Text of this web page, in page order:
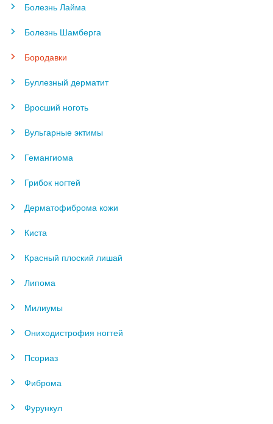
Болезнь Лайма
Болезнь Шамберга
Бородавки
Буллезный дерматит
Вросший ноготь
Вульгарные эктимы
Гемангиома
Грибок ногтей
Дерматофиброма кожи
Киста
Красный плоский лишай
Липома
Милиумы
Ониходистрофия ногтей
Псориаз
Фиброма
Фурункул